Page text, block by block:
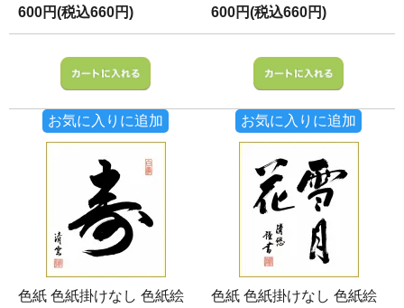
600円(税込660円)
お気に入りに追加
600円(税込660円)
お気に入りに追加
色紙 色紙掛けなし 色紙絵
色紙 色紙掛けなし 色紙絵